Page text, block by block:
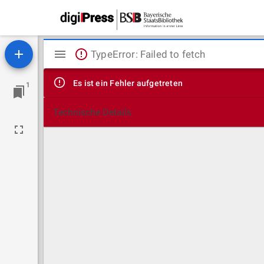
1
Mirador
Viewer
TypeError: Failed to fetch
Es ist ein Fehler aufgetreten
Technische Details